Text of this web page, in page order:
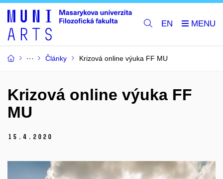
EN
Články Krizová online výuka FF MU
Krizová online výuka FF
MU
15. 4. 2020